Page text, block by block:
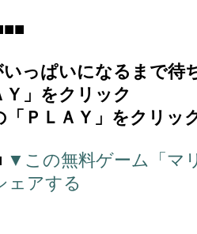
っぱいになるまで待
」をクリック
「ＰＬＡＹ」をクリッ
▼この無料ゲーム「マ
ェアする